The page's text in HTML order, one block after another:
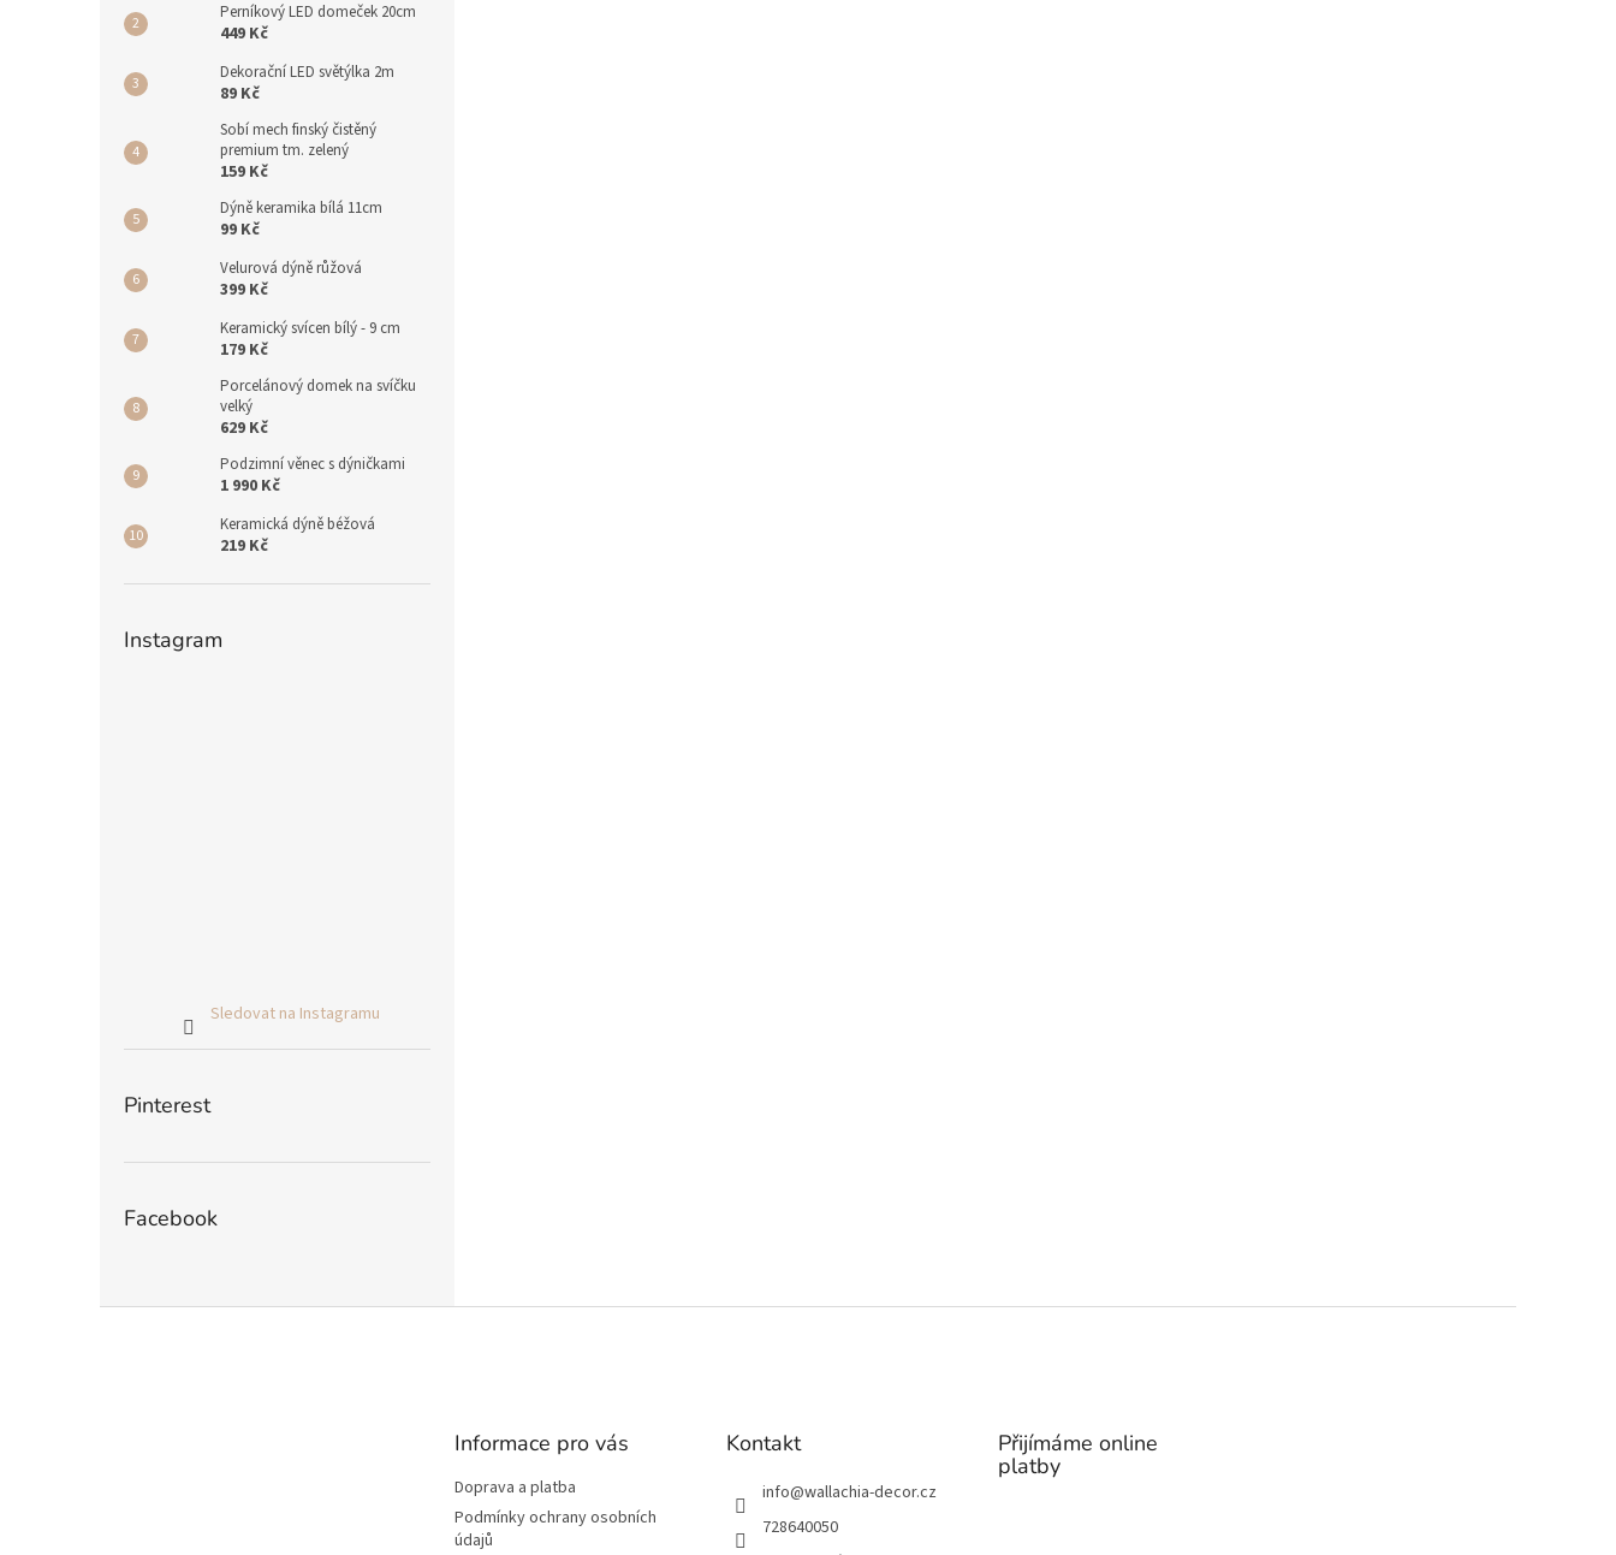
Perníkový LED domeček 20cm
449 Kč
Dekorační LED světýlka 2m
89 Kč
Sobí mech finský čistěný
premium tm. zelený
159 Kč
Dýně keramika bílá 11cm
99 Kč
Velurová dýně růžová
399 Kč
Keramický svícen bílý - 9 cm
179 Kč
Porcelánový domek na svíčku
velký
629 Kč
Podzimní věnec s dýničkami
1 990 Kč
Keramická dýně béžová
219 Kč
Instagram
Sledovat na Instagramu
Pinterest
Facebook
Informace pro vás
Doprava a platba
Podmínky ochrany osobních
údajů
Kontakt
info@wallachia-decor.cz
728640050
Přijímáme online
platby